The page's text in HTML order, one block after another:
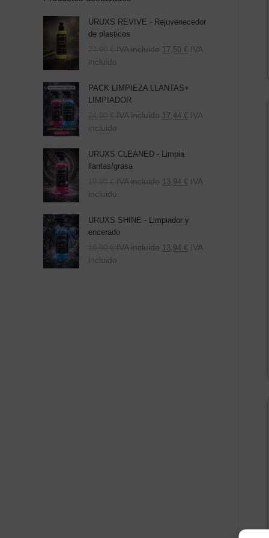
URUXS REVIVE - Rejuvenecedor
de plasticos
24,99 € IVA incluido 17,50 € IVA
incluido
PACK LIMPIEZA LLANTAS+
LIMPIADOR
El
precio
era:
39,80 €.
24,90 € El
precio
es:
24,90 €.
IVA incluido 17,44 € IVA
incluido
URUXS CLEANED - Limpia
llantas/grasa
19,90 € IVA incluido 13,94 € IVA
incluido
URUXS SHINE - Limpiador y
encerado
19,90 € IVA incluido 13,94 € IVA
incluido